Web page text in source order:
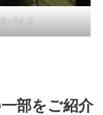
バイス
部をご紹介